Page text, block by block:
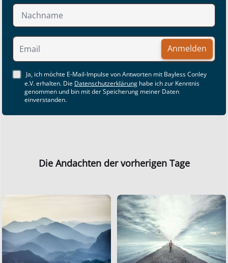
Anmelden
Ja, ich möchte E-Mail-Impulse von Antworten mit Bayless Conley
e.V. erhalten. Die Datenschutzerklärung habe ich zur Kenntnis
genommen und bin mit der Speicherung meiner Daten
einverstanden.
Die Andachten der vorherigen Tage